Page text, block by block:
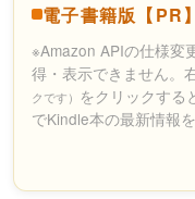
電子書籍版【PR】
※Amazon APIの仕様変
得・表示できません。
クです） をクリックする
でKindle本の最新情報